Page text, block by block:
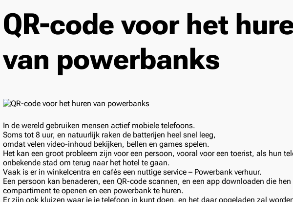
QR-code voor het
van powerbanks
In de wereld gebruiken mensen actief mobiele telefoons.
Soms tot 8 uur, en natuurlijk raken de batterijen heel snel leeg,
omdat velen video-inhoud bekijken, bellen en games spelen.
Het kan een groot probleem zijn voor een persoon, vooral voor een toerist, als hun
onbekende stad om terug naar het hotel te gaan.
Vaak is er in winkelcentra en cafés een nuttige service – Powerbank verhuur.
Een persoon kan benaderen, een QR-code scannen, en een app downloaden die
compartiment te openen en een powerbank te huren.
Er zijn ook kluizen waar je je telefoon in kunt doen, en het daar opgeladen zal